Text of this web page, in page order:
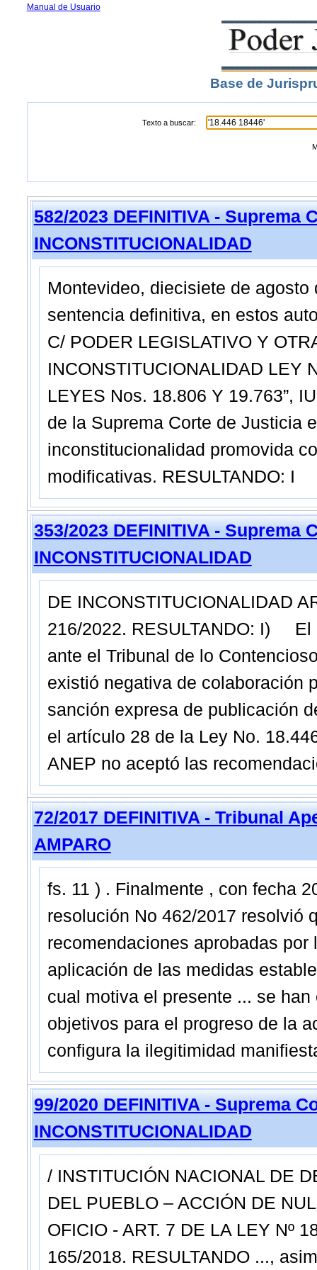
Manual de Usuario
Base de
Texto a buscar:
582/2023 DEFINITIVA - Suprema
INCONSTITUCIONALIDAD
Montevideo, diecisiete de
sentencia definitiva, en estos
C/ PODER LEGISLATIVO Y
INCONSTITUCIONALIDAD LEY
LEYES Nos. 18.806 Y 19.763”,
de la Suprema Corte de Justicia
inconstitucionalidad promovida
modificativas. RESULTANDO: I
353/2023 DEFINITIVA - Suprema
INCONSTITUCIONALIDAD
DE INCONSTITUCIONALIDAD
216/2022. RESULTANDO: I) El
ante el Tribunal de lo
existió negativa de colaboración
sanción expresa de publicación
el artículo 28 de la Ley No.
ANEP no aceptó las
72/2017 DEFINITIVA - Tribunal
AMPARO
fs. 11 ) . Finalmente , con fecha
resolución No 462/2017 resolvió
recomendaciones aprobadas
aplicación de las medidas
cual motiva el presente ... se
objetivos para el progreso de la
configura la ilegitimidad
99/2020 DEFINITIVA - Suprema
INCONSTITUCIONALIDAD
/ INSTITUCIÓN NACIONAL DE
DEL PUEBLO – ACCIÓN DE
OFICIO - ART. 7 DE LA LEY Nº
165/2018. RESULTANDO ...,